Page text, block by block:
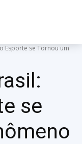
Esporte se Tornou um
se